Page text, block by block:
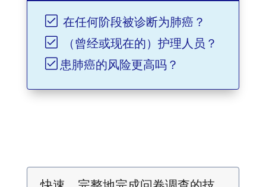
在任何阶段被诊断为肺癌？
（曾经或现在的）护理人员？
患肺癌的风险更高吗？